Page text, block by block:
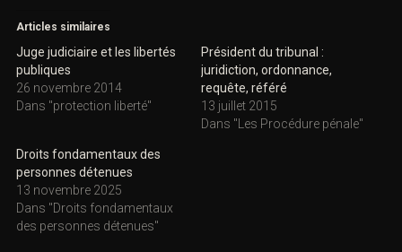
Articles similaires
Juge judiciaire et les libertés
publiques
26 novembre 2014
Dans "protection liberté"
Président du tribunal :
juridiction, ordonnance,
requête, référé
13 juillet 2015
Dans "Les Procédure pénale"
Droits fondamentaux des
personnes détenues
13 novembre 2025
Dans "Droits fondamentaux
des personnes détenues"